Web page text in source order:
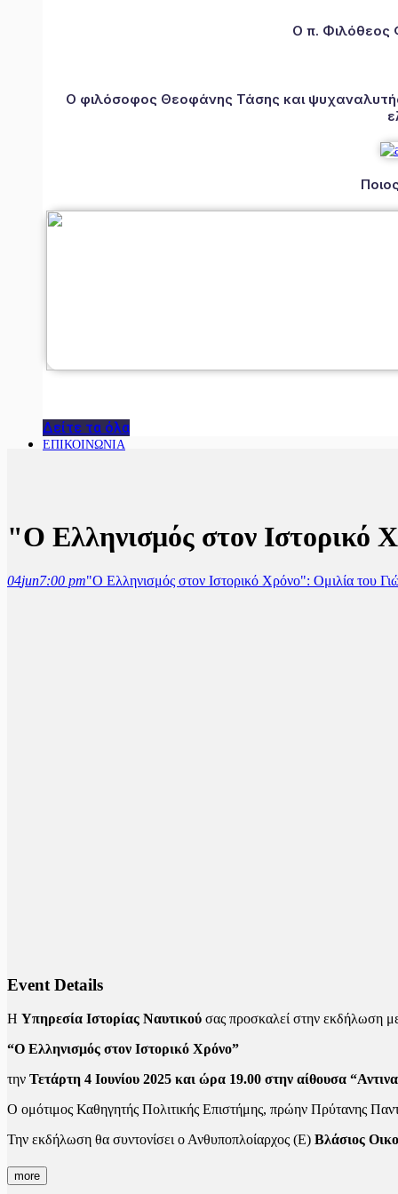
Ο π. Φιλόθεος
Ο φιλόσοφος Θεοφάνης Τάσης και
Δείτε τα όλα
ΕΠΙΚΟΙΝΩΝΙΑ
"Ο Ελληνισμός στον Ιστορικό
04jun7:00 pm"Ο Ελληνισμός στον Ιστορικό Χρόνο": Ομιλία του
Event Details
Η Υπηρεσία Ιστορίας Ναυτικού σας προσκαλεί στην εκδήλωση
“Ο Ελληνισμός στον Ιστορικό Χρόνο”
την Τετάρτη 4 Ιουνίου 2025 και ώρα 19.00 στην αίθουσα
Ο ομότιμος Καθηγητής Πολιτικής Επιστήμης, πρώην Πρύτανης
Την εκδήλωση θα συντονίσει ο Ανθυποπλοίαρχος (Ε) Βλάσιος
more